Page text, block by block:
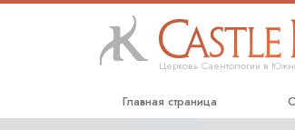
Церковь Саентологии в
Главная страница